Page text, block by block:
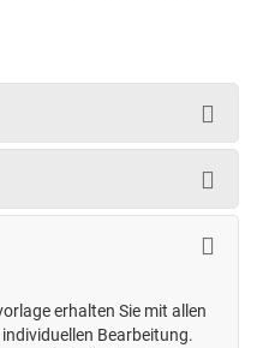
erhalten Sie mit allen
Bearbeitung.